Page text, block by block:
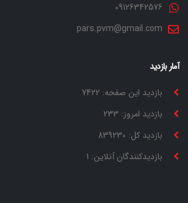
09126342576
pars.pvm@gmail.com
آمار بازدید
بازدید این صفحه: 7422
بازدید امروز: 233
بازدید کل: 839230
بازدیدکنندگان آنلاین: 1